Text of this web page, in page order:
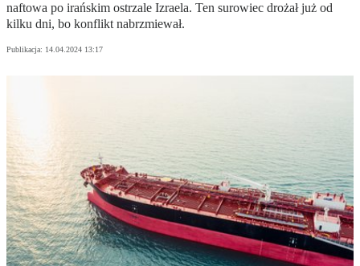
naftowa po irańskim ostrzale Izraela. Ten surowiec drożał już od
kilku dni, bo konflikt nabrzmiewał.
Publikacja: 14.04.2024 13:17